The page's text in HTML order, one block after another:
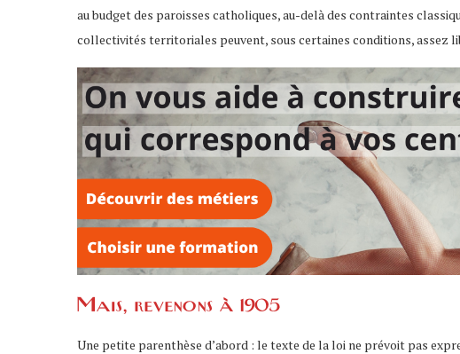
au budget des paroisses catholiques, au-delà des contraintes
collectivités territoriales peuvent, sous certaines conditions, assez
Mais, revenons à 1905
Une petite parenthèse d’abord : le texte de la loi ne prévoit pas